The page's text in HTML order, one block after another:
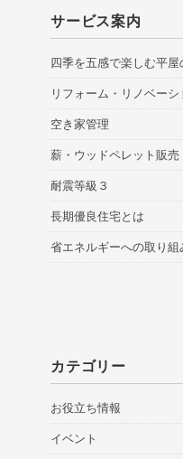
サービス案内
四季を五感で楽しむ平屋
リフォーム・リノベー
空き家管理
薪・ウッドペレット販売
耐震等級３
長期優良住宅とは
省エネルギーへの取り組
カテゴリー
お役立ち情報
イベント